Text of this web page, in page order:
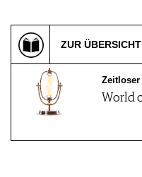
ZUR ÜBERSICHT
World